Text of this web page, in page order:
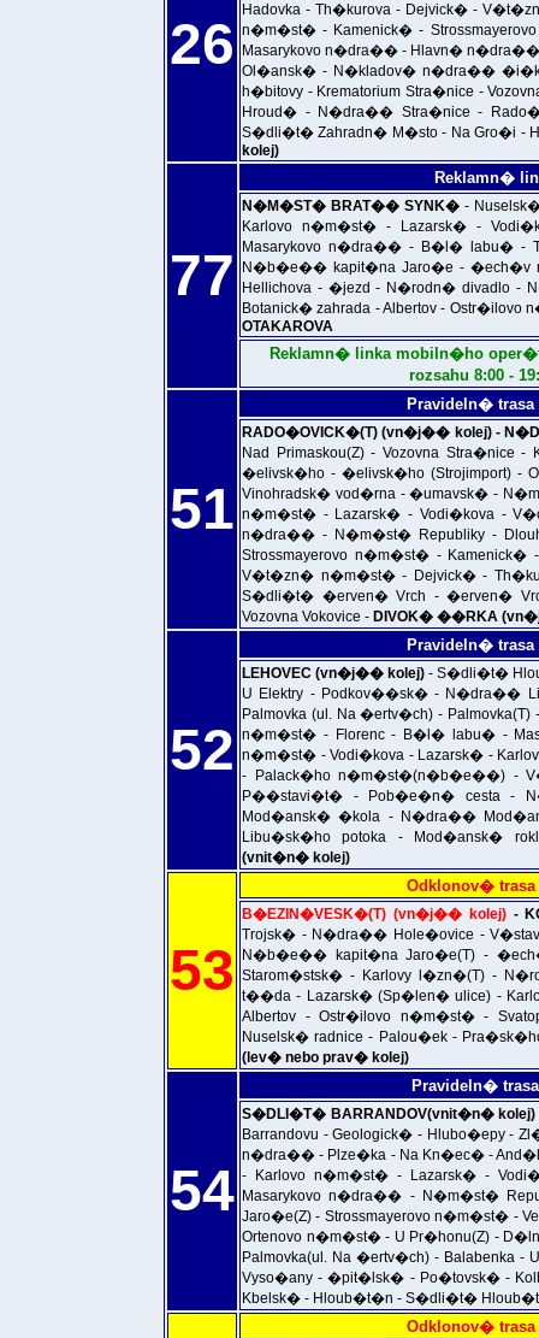
26
Hadovka - Th�kurova - Dejvick� -
n�m�st� - Kamenick� -
Masarykovo n�dra�� - Hlavn�
Ol�ansk� - N�kladov� n�dra��
h�bitovy - Krematorium Stra�nice -
Hroud� - N�dra�� Stra�nice -
S�dli�t� Zahradn� M�sto - Na Gro�i -
kolej)
77
Reklamn�
N�M�ST� BRAT�� SYNK�-
Karlovo n�m�st� - Lazarsk� -
Masarykovo n�dra�� - B�l� labu� -
N�b�e�� kapit�na Jaro�e - �ech�v
Hellichova - �jezd - N�rodn� divadlo
Botanick� zahrada - Albertov - Ostr�ilovo
OTAKAROVA
Reklamn� linka mobiln�ho
rozsahu 8:00 -
51
Pravideln�
RADO�OVICK�(T) (vn�j�� kolej) -
Nad Primaskou(Z) - Vozovna Stra�nice
�elivsk�ho - �elivsk�ho (Strojimport) -
Vinohradsk� vod�rna - �umavsk� -
n�m�st� - Lazarsk� - Vodi�kova -
n�dra�� - N�m�st� Republiky -
Strossmayerovo n�m�st� -
V�t�zn� n�m�st� - Dejvick� -
S�dli�t� �erven� Vrch - �erven�
Vozovna Vokovice - DIVOK� ��RKA
52
Pravideln�
LEHOVEC (vn�j�� kolej)- S�dli�t�
U Elektry - Podkov��sk� - N�dra��
Palmovka (ul. Na �ertv�ch) -
n�m�st� - Florenc - B�l� labu� -
n�m�st� - Vodi�kova - Lazarsk� -
- Palack�ho n�m�st�(n�b�e��) -
P��stavi�t� - Pob�e�n� cesta -
Mod�ansk� �kola - N�dra��
Libu�sk�ho potoka - Mod�ansk�
(vnit�n� kolej)
53
Odklonov�
B�EZIN�VESK�(T) (vn�j�� kolej)-
Trojsk� - N�dra�� Hole�ovice -
N�b�e�� kapit�na Jaro�e(T) -
Starom�stsk� - Karlovy l�zn�(T) -
t��da - Lazarsk� (Sp�len� ulice) -
Albertov - Ostr�ilovo n�m�st� -
Nuselsk� radnice - Palou�ek -
(lev� nebo prav� kolej)
54
Pravideln�
S�DLI�T� BARRANDOV(vnit�n� kolej)
Barrandovu - Geologick� - Hlubo�epy -
n�dra�� - Plze�ka - Na Kn�ec� -
- Karlovo n�m�st� - Lazarsk� -
Masarykovo n�dra�� - N�m�st�
Jaro�e(Z) - Strossmayerovo n�m�st�
Ortenovo n�m�st� - U Pr�honu(Z) -
Palmovka(ul. Na �ertv�ch) - Balabenka
Vyso�any - �pit�lsk� - Po�tovsk� -
Kbelsk� - Hloub�t�n - S�dli�t�
Odklonov�